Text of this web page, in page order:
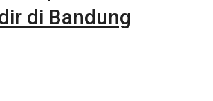
di Bandung